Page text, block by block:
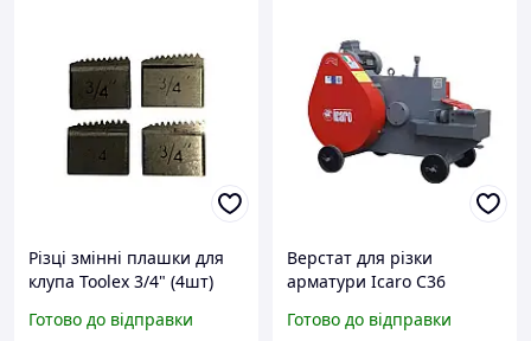
Різці змінні плашки для
клупа Toolex 3/4" (4шт)
Готово до відправки
Верстат для різки
арматури Icaro C36
Готово до відправки